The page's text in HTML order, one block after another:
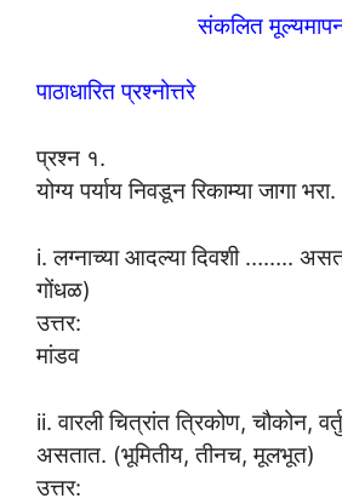
संकलित
पाठाधारित प्रश्नोत्तरे
प्रश्न १.
योग्य पर्याय निवडून रिकाम्या जागा भरा.
i. लग्नाच्या आदल्या दिवशी ……..
गोंधळ)
उत्तर:
मांडव
ii. वारली चित्रांत त्रिकोण,
असतात. (भूमितीय, तीनच, मूलभूत)
उत्तर: